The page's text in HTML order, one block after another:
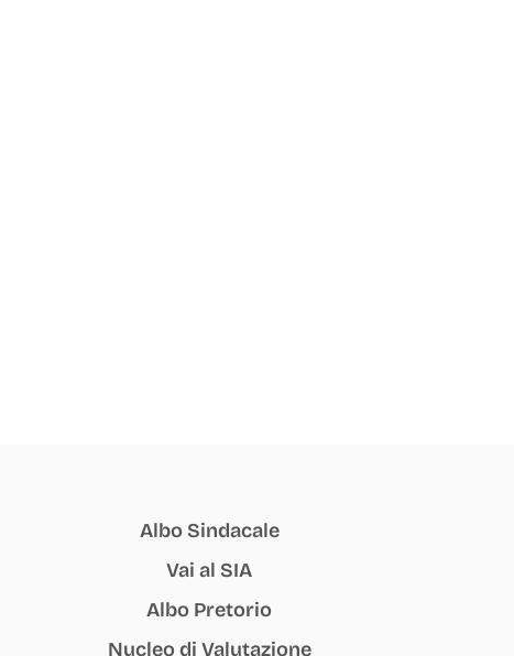
Albo Sindacale
Vai al SIA
Albo Pretorio
Nucleo di Valutazione